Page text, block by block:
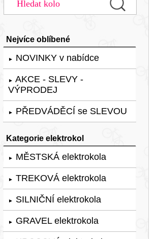
Nejvíce oblíbené
► NOVINKY v nabídce
► AKCE - SLEVY -
VÝPRODEJ
► PŘEDVÁDĚCÍ se SLEVOU
Kategorie elektrokol
► MĚSTSKÁ elektrokola
► TREKOVÁ elektrokola
► SILNIČNÍ elektrokola
► GRAVEL elektrokola